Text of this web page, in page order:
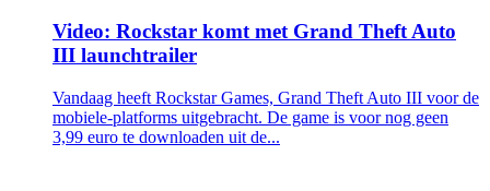
Video: Rockstar komt met Grand Theft Auto
III launchtrailer
Vandaag heeft Rockstar Games, Grand Theft Auto III voor de
mobiele-platforms uitgebracht. De game is voor nog geen
3,99 euro te downloaden uit de...